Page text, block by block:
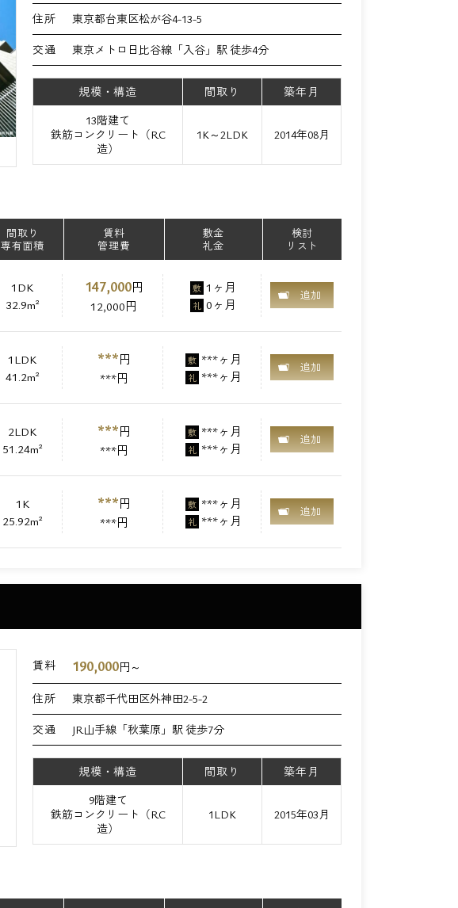
住所 東京都台東区松が谷4-13-5
交通 東京メトロ日比谷線「入谷」駅 徒歩4分
規模・構造 間取り
築年月
13階建て
鉄筋コンクリート（RC
造）
1K～2LDK 2014年08月
間取り
専有面積
賃料
管理費
敷金
礼金
検討
リスト
1DK
32.9m²
147,000円
12,000円
敷 1ヶ月
礼 0ヶ月
追加
1LDK
41.2m²
***円
***円
敷 ***ヶ月
礼 ***ヶ月
追加
2LDK
51.24m²
***円
***円
敷 ***ヶ月
礼 ***ヶ月
追加
1K
25.92m²
***円
***円
敷 ***ヶ月
礼 ***ヶ月
追加
賃料 190,000円～
住所 東京都千代田区外神田2-5-2
交通 JR山手線「秋葉原」駅 徒歩7分
規模・構造 間取り
築年月
9階建て
鉄筋コンクリート（RC
造）
1LDK 2015年03月